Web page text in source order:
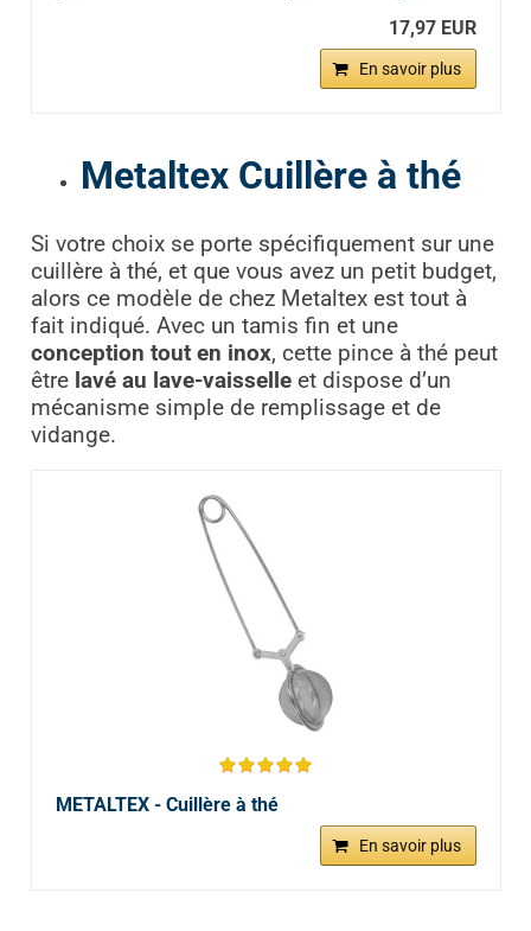
17,97 EUR
En savoir plus
Metaltex Cuillère à thé
Si votre choix se porte spécifiquement sur une
cuillère à thé, et que vous avez un petit budget,
alors ce modèle de chez Metaltex est tout à
fait indiqué. Avec un tamis fin et une
conception tout en inox, cette pince à thé peut
être lavé au lave-vaisselleet dispose d’un
mécanisme simple de remplissage et de
vidange.
METALTEX - Cuillère à thé
En savoir plus